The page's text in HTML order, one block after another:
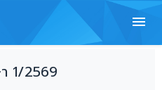
menu
1/2569